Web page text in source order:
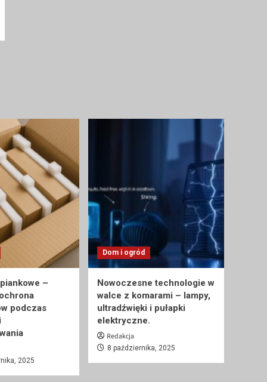
–
podczas
2025
Dom i ogród
Nowoczesne technologie w
walce z komarami – lampy,
ultradźwięki i pułapki
elektryczne.
Redakcja
8 października, 2025